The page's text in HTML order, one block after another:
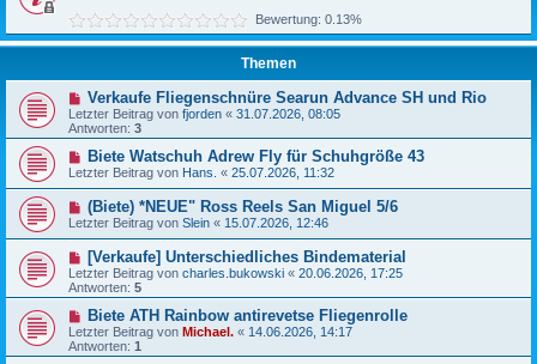
Bewertung: 0.13%
Themen
Verkaufe Fliegenschnüre Searun Advance SH und Rio
Letzter Beitrag von fjorden « 31.07.2026, 08:05
Antworten: 3
Biete Watschuh Adrew Fly für Schuhgröße 43
Letzter Beitrag von Hans. « 25.07.2026, 11:32
(Biete) *NEUE" Ross Reels San Miguel 5/6
Letzter Beitrag von Slein « 15.07.2026, 12:46
[Verkaufe] Unterschiedliches Bindematerial
Letzter Beitrag von charles.bukowski « 20.06.2026, 17:25
Antworten: 5
Biete ATH Rainbow antirevetse Fliegenrolle
Letzter Beitrag von Michael. « 14.06.2026, 14:17
Antworten: 1